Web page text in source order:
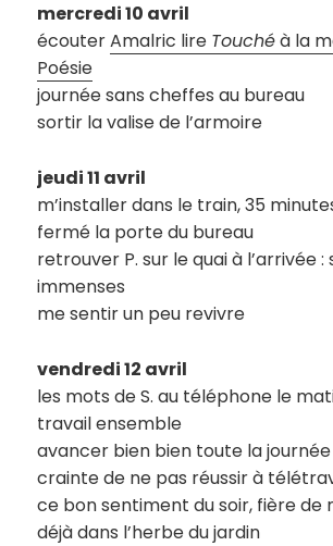
mercredi 10 avril
écouterAmalric lire Touchéà la
Poésie
journée sans cheffes au bureau
sortir la valise de l’armoire
jeudi 11 avril
m’installer dans le train, 35
fermé la porte du bureau
retrouver P. sur le quai à l’arrivée :
immenses
me sentir un peu revivre
vendredi 12 avril
les mots de S. au téléphone le
travail ensemble
avancer bien bien toute la
crainte de ne pas réussir à
ce bon sentiment du soir, fière de
déjà dans l’herbe du jardin